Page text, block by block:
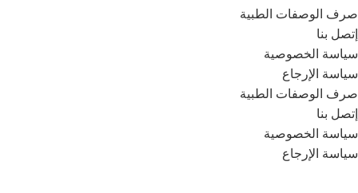
صرف الوصفات الطبية
إتصل بنا
سياسة الخصوصية
سياسة الإرجاع
صرف الوصفات الطبية
إتصل بنا
سياسة الخصوصية
سياسة الإرجاع